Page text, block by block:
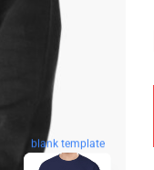
blank template